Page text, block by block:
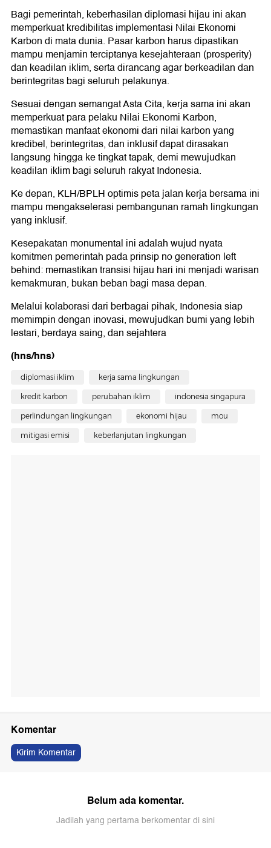
Bagi pemerintah, keberhasilan diplomasi hijau ini akan
memperkuat kredibilitas implementasi Nilai Ekonomi
Karbon di mata dunia. Pasar karbon harus dipastikan
mampu menjamin terciptanya kesejahteraan (prosperity)
dan keadilan iklim, serta dirancang agar berkeadilan dan
berintegritas bagi seluruh pelakunya.
Sesuai dengan semangat Asta Cita, kerja sama ini akan
memperkuat para pelaku Nilai Ekonomi Karbon,
memastikan manfaat ekonomi dari nilai karbon yang
kredibel, berintegritas, dan inklusif dapat dirasakan
langsung hingga ke tingkat tapak, demi mewujudkan
keadilan iklim bagi seluruh rakyat Indonesia.
Ke depan, KLH/BPLH optimis peta jalan kerja bersama ini
mampu mengakselerasi pembangunan ramah lingkungan
yang inklusif.
Kesepakatan monumental ini adalah wujud nyata
komitmen pemerintah pada prinsip no generation left
behind: memastikan transisi hijau hari ini menjadi warisan
kemakmuran, bukan beban bagi masa depan.
Melalui kolaborasi dari berbagai pihak, Indonesia siap
memimpin dengan inovasi, mewujudkan bumi yang lebih
lestari, berdaya saing, dan sejahtera
(hns/hns)
diplomasi iklim kerja sama lingkungan
kredit karbon perubahan iklim indonesia singapura
perlindungan lingkungan ekonomi hijau mou
mitigasi emisi keberlanjutan lingkungan
Komentar
Kirim Komentar
Belum ada komentar.
Jadilah yang pertama berkomentar di sini